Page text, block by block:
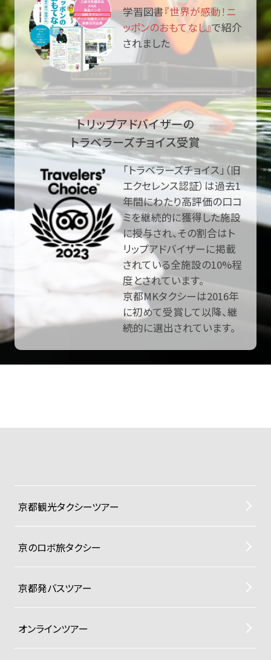
学習図書『世界が感動！ニ
ッポンのおもてなし』で紹介
されました
トリップアドバイザーの
トラベラーズチョイス受賞
「トラベラーズチョイス」（旧
エクセレンス認証）は過去1
年間にわたり高評価の口コ
ミを継続的に獲得した施設
に授与され、その割合はト
リップアドバイザーに掲載
されている全施設の10%程
度とされています。
京都MKタクシーは2016年
に初めて受賞して以降、継
続的に選出されています。
京都観光タクシーツアー
京のロボ旅タクシー
京都発バスツアー
オンラインツアー